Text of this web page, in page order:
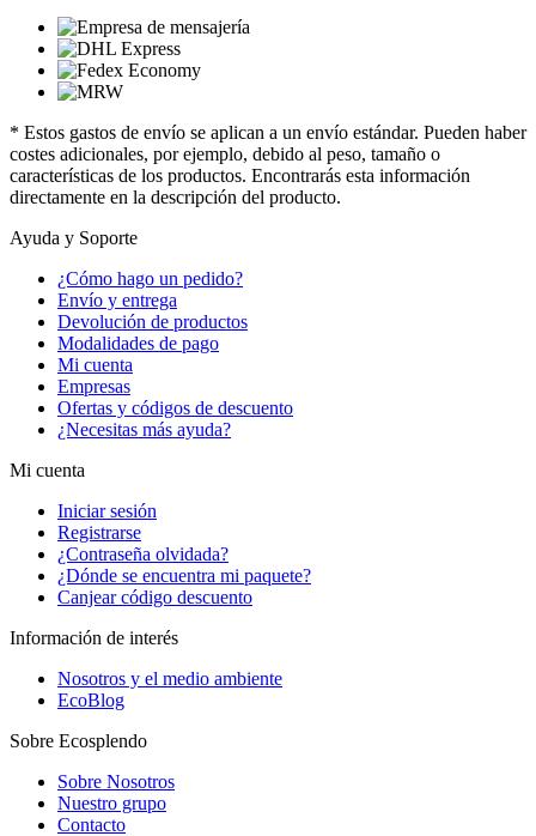
* Estos gastos de envío se aplican a un envío estándar. Pueden haber
costes adicionales, por ejemplo, debido al peso, tamaño o
características de los productos. Encontrarás esta información
directamente en la descripción del producto.
Ayuda y Soporte
¿Cómo hago un pedido?
Envío y entrega
Devolución de productos
Modalidades de pago
Mi cuenta
Empresas
Ofertas y códigos de descuento
¿Necesitas más ayuda?
Mi cuenta
Iniciar sesión
Registrarse
¿Contraseña olvidada?
¿Dónde se encuentra mi paquete?
Canjear código descuento
Información de interés
Nosotros y el medio ambiente
EcoBlog
Sobre Ecosplendo
Sobre Nosotros
Nuestro grupo
Contacto